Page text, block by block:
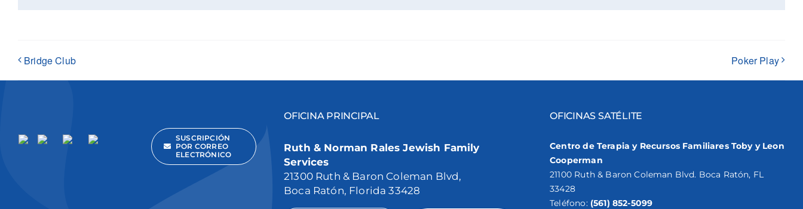
Bridge Club Poker Play
SUSCRIPCIÓN
POR CORREO
ELECTRÓNICO
OFICINA PRINCIPAL
Ruth & Norman Rales Jewish Family
Services
21300 Ruth & Baron Coleman Blvd,
Boca Ratón, Florida 33428
OFICINAS SATÉLITE
Centro de Terapia y Recursos Familiares Toby y Leon
Cooperman
21100 Ruth & Baron Coleman Blvd. Boca Ratón, FL
33428
Teléfono: (561) 852-5099